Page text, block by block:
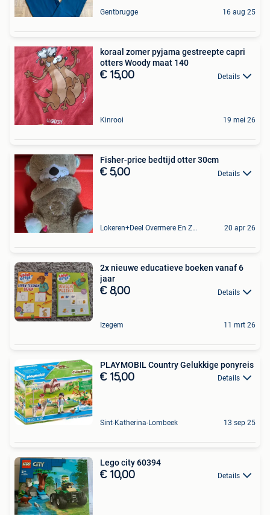
Gentbrugge 16 aug 25
koraal zomer pyjama gestreepte capri
otters Woody maat 140
€ 15,00 Details
Kinrooi 19 mei 26
Fisher-price bedtijd otter 30cm
€ 5,00 Details
Lokeren+Deel Overmere En Zele 20 apr 26
2x nieuwe educatieve boeken vanaf 6
jaar
€ 8,00 Details
Izegem 11 mrt 26
PLAYMOBIL Country Gelukkige ponyreis
€ 15,00 Details
Sint-Katherina-Lombeek 13 sep 25
Lego city 60394
€ 10,00 Details